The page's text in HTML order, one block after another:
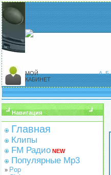
МОЙ
КАБИНЕТ
А Б
Навигация
Главная
Клипы
FM Радио NEW
Популярные Mp3
» Pop